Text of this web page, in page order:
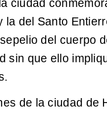
ciudad
la del Santo
del cuerpo
sin que ello
de la ciudad de